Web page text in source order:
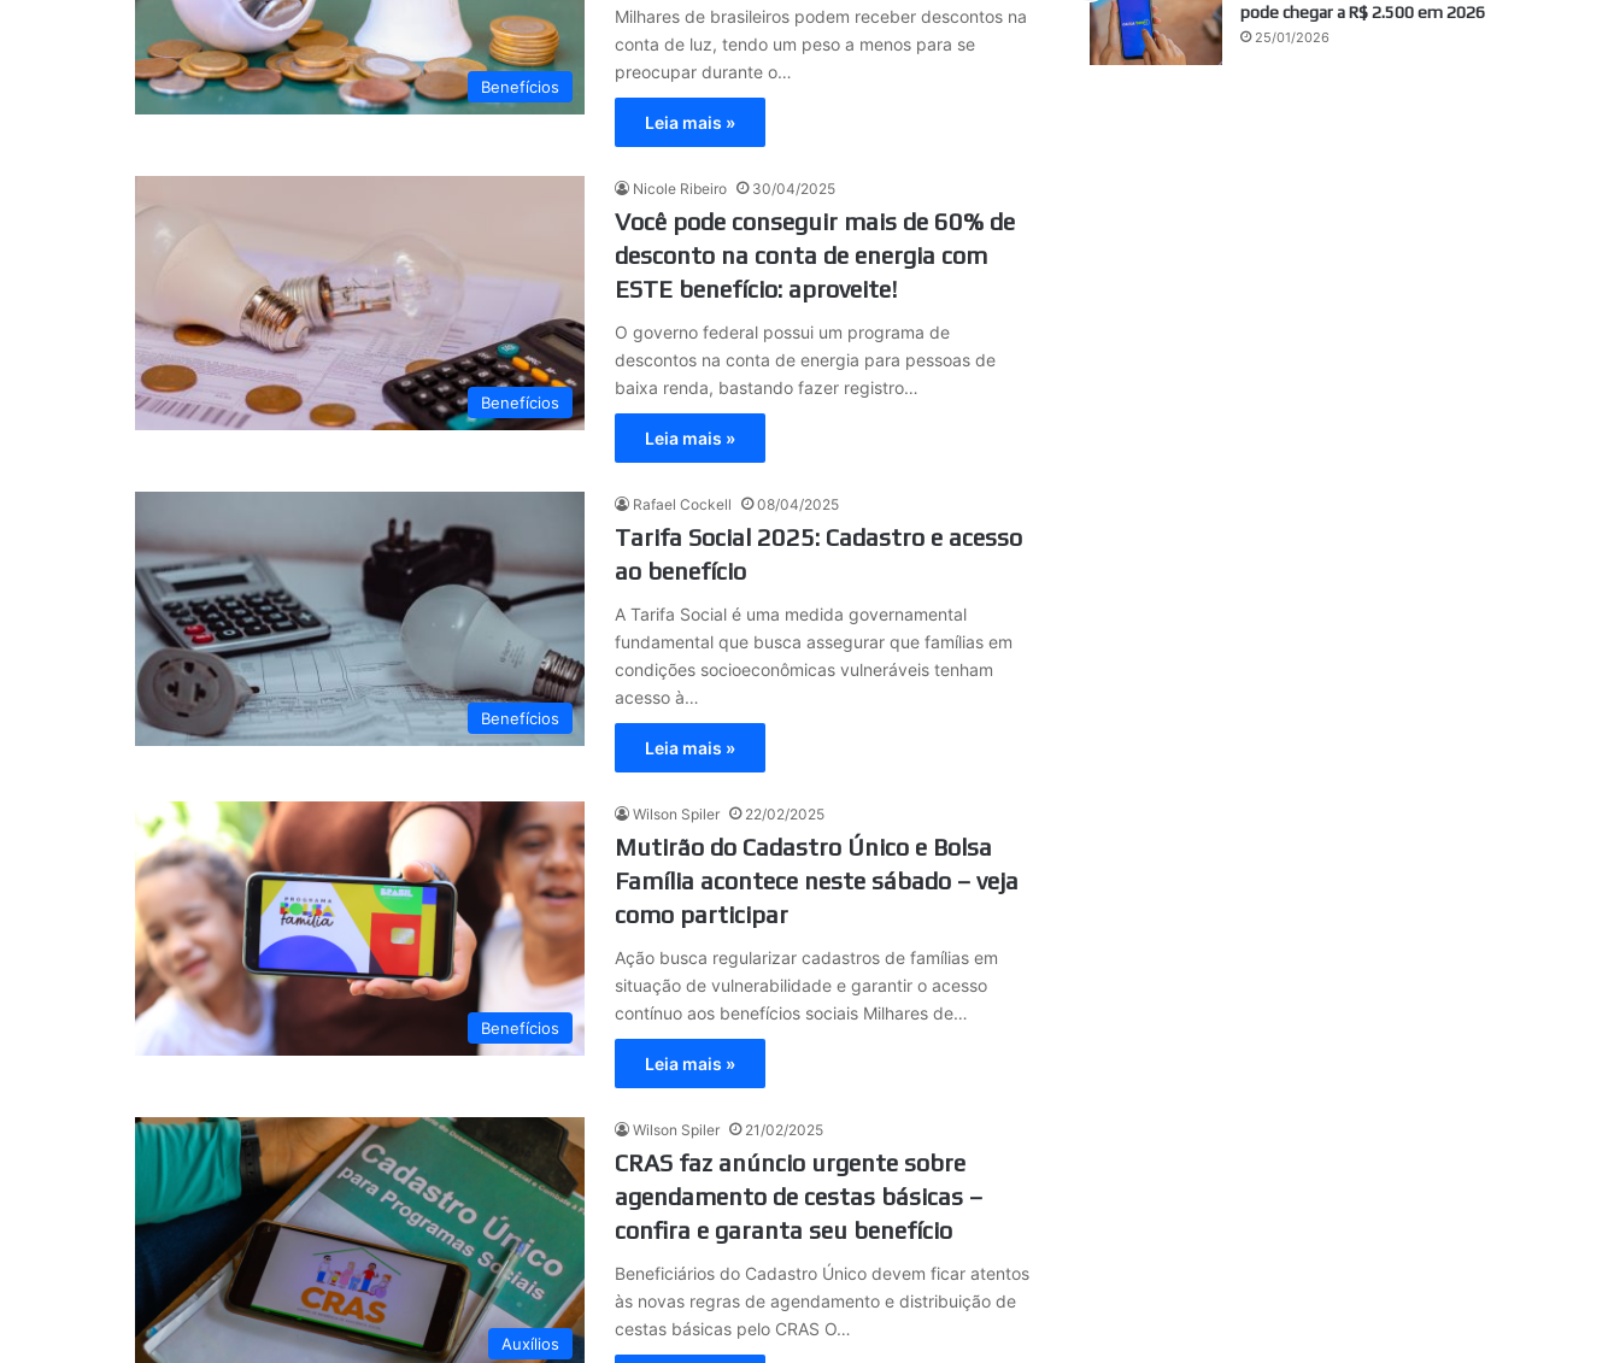
Benefícios
Milhares de brasileiros podem receber descontos na
conta de luz, tendo um peso a menos para se
preocupar durante o…
Leia mais »
Benefícios
Nicole Ribeiro 30/04/2025
Você pode conseguir mais de 60% de
desconto na conta de energia com
ESTE benefício: aproveite!
O governo federal possui um programa de
descontos na conta de energia para pessoas de
baixa renda, bastando fazer registro…
Leia mais »
Benefícios
Rafael Cockell 08/04/2025
Tarifa Social 2025: Cadastro e acesso
ao benefício
A Tarifa Social é uma medida governamental
fundamental que busca assegurar que famílias em
condições socioeconômicas vulneráveis tenham
acesso à…
Leia mais »
Benefícios
Wilson Spiler 22/02/2025
Mutirão do Cadastro Único e Bolsa
Família acontece neste sábado – veja
como participar
Ação busca regularizar cadastros de famílias em
situação de vulnerabilidade e garantir o acesso
contínuo aos benefícios sociais Milhares de…
Leia mais »
Auxílios
Wilson Spiler 21/02/2025
CRAS faz anúncio urgente sobre
agendamento de cestas básicas –
confira e garanta seu benefício
Beneficiários do Cadastro Único devem ficar atentos
às novas regras de agendamento e distribuição de
cestas básicas pelo CRAS O…
pode chegar a R$ 2.500 em 2026
25/01/2026